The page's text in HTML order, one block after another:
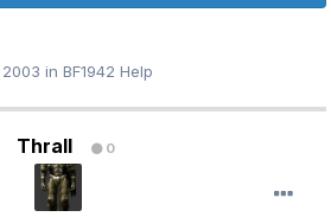
in BF1942 Help
Thrall 0